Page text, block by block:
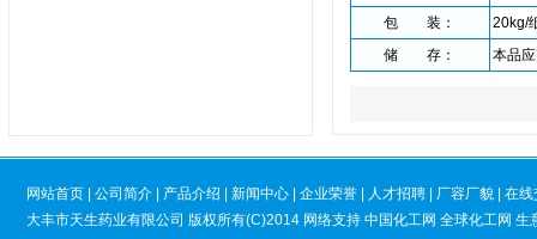
包 装：
20kg/
储 存：
本品
网站首页 公司简介 产品介绍 新闻中心 企业荣誉 人才招聘 厂容厂貌
在线
大丰市天生药业有限公司 版权所有(C)2014 网络支持 中国化工网 全球化工网 生